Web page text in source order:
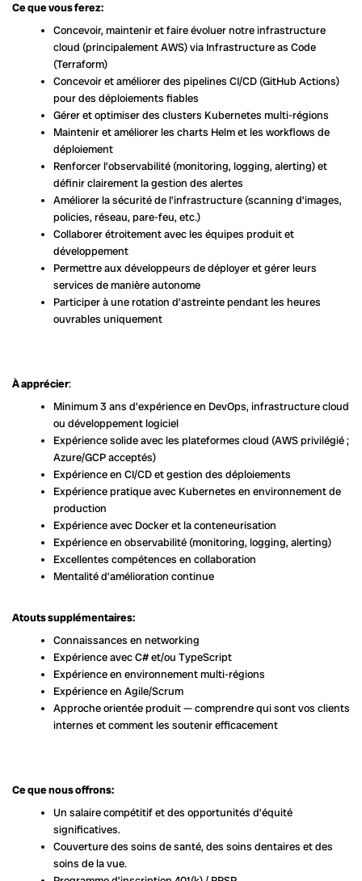
Ce que vous ferez:
Concevoir, maintenir et faire évoluer notre infrastructure
cloud (principalement AWS) via Infrastructure as Code
(Terraform)
Concevoir et améliorer des pipelines CI/CD (GitHub Actions)
pour des déploiements fiables
Gérer et optimiser des clusters Kubernetes multi-régions
Maintenir et améliorer les charts Helm et les workflows de
déploiement
Renforcer l’observabilité (monitoring, logging, alerting) et
définir clairement la gestion des alertes
Améliorer la sécurité de l’infrastructure (scanning d’images,
policies, réseau, pare-feu, etc.)
Collaborer étroitement avec les équipes produit et
développement
Permettre aux développeurs de déployer et gérer leurs
services de manière autonome
Participer à une rotation d’astreinte pendant les heures
ouvrables uniquement
À apprécier:
Minimum 3 ans d’expérience en DevOps, infrastructure cloud
ou développement logiciel
Expérience solide avec les plateformes cloud (AWS privilégié ;
Azure/GCP acceptés)
Expérience en CI/CD et gestion des déploiements
Expérience pratique avec Kubernetes en environnement de
production
Expérience avec Docker et la conteneurisation
Expérience en observabilité (monitoring, logging, alerting)
Excellentes compétences en collaboration
Mentalité d’amélioration continue
Atouts supplémentaires:
Connaissances en networking
Expérience avec C# et/ou TypeScript
Expérience en environnement multi-régions
Expérience en Agile/Scrum
Approche orientée produit — comprendre qui sont vos clients
internes et comment les soutenir efficacement
Ce que nous offrons:
Un salaire compétitif et des opportunités d’équité
significatives.
Couverture des soins de santé, des soins dentaires et des
soins de la vue.